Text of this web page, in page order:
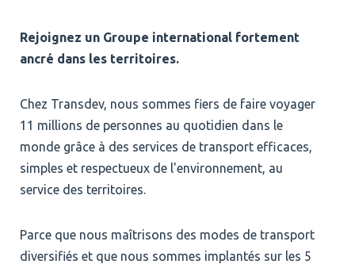
Rejoignez un Groupe international fortement
ancré dans les territoires.
Chez Transdev, nous sommes fiers de faire voyager
11 millions de personnes au quotidien dans le
monde grâce à des services de transport efficaces,
simples et respectueux de l'environnement, au
service des territoires.
Parce que nous maîtrisons des modes de transport
diversifiés et que nous sommes implantés sur les 5